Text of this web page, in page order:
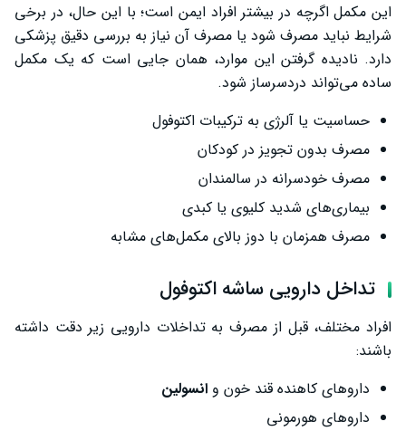
این مکمل اگرچه در بیشتر افراد ایمن است؛ با این حال، در برخی
شرایط نباید مصرف شود یا مصرف آن نیاز به بررسی دقیق پزشکی
دارد. نادیده گرفتن این موارد، همان جایی است که یک مکمل
ساده می‌تواند دردسرساز شود.
حساسیت یا آلرژی به ترکیبات اکتوفول
مصرف بدون تجویز در کودکان
مصرف خودسرانه در سالمندان
بیماری‌های شدید کلیوی یا کبدی
مصرف همزمان با دوز بالای مکمل‌های مشابه
تداخل دارویی ساشه اکتوفول
افراد مختلف، قبل از مصرف به تداخلات دارویی زیر دقت داشته
باشند:
داروهای کاهنده قند خون و انسولین
داروهای هورمونی